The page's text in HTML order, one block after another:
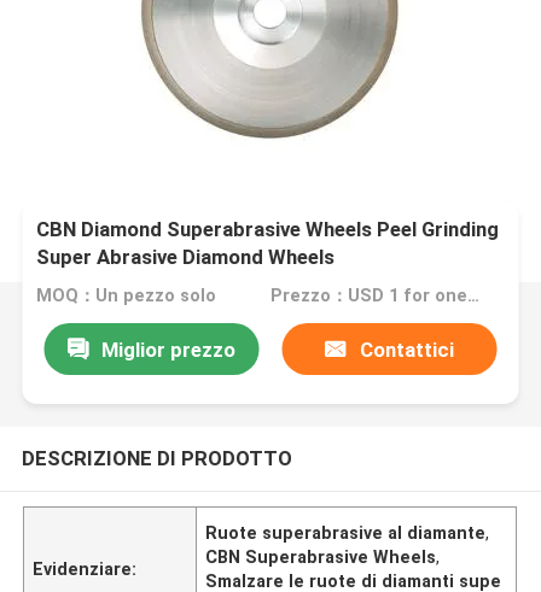
CBN Diamond Superabrasive Wheels Peel Grinding
Super Abrasive Diamond Wheels
MOQ：Un pezzo solo Prezzo：USD 1 for one piece
Miglior prezzo Contattici
DESCRIZIONE DI PRODOTTO
Evidenziare:
Ruote superabrasive al diamante,
CBN Superabrasive Wheels,
Smalzare le ruote di diamanti supe